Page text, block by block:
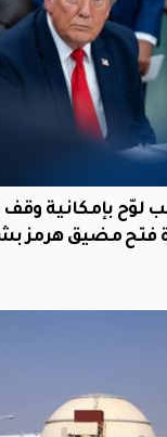
لوّح بإمكانية وقف
فتح مضيق هرمز